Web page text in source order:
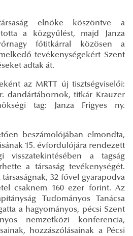
elnöke köszöntve a
a közgyűlést, majd Janza
főtitkárral közösen a
tevékenységekért Szent
adtak át.
az MRTT új tisztségviselői:
dandártábornok, titkár Krauzer
tag: Janza Frigyes ny.
beszámolójában elmondta,
15. évfordulójára rendezett
visszatekintésében a tagság
a társaság tevékenységét.
társaságnak, 32 fővel gyarapodva
csaknem 160 ezer forint. Az
Tudományos Tanácsa
a hagyományos, pécsi Szent
nemzetközi konferencia,
hozzászólásainak a Pécsi